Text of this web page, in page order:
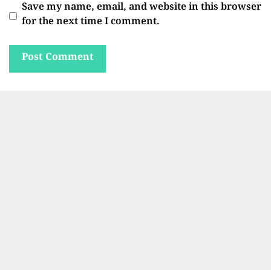
Save my name, email, and website in this browser
for the next time I comment.